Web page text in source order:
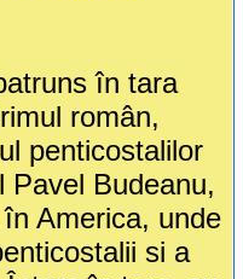
în tara
român,
penticostalilor
Pavel Budeanu,
America, unde
si a